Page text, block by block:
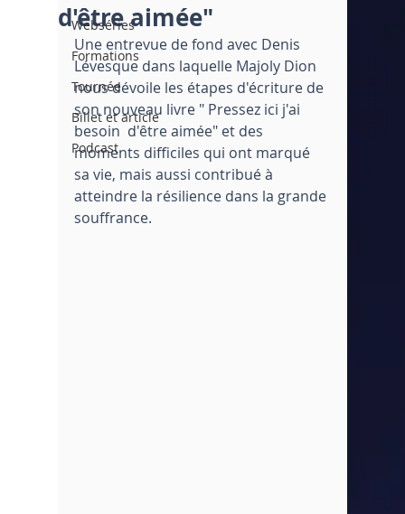
Webséries
Formations
Tournée
Billet et article
Podcast
d'être aimée"
Une entrevue de fond avec Denis
Lévesque dans laquelle Majoly Dion
nous dévoile les étapes d'écriture de
son nouveau livre " Pressez ici j'ai
besoin  d'être aimée" et des
moments difficiles qui ont marqué
sa vie, mais aussi contribué à
atteindre la résilience dans la grande
souffrance.